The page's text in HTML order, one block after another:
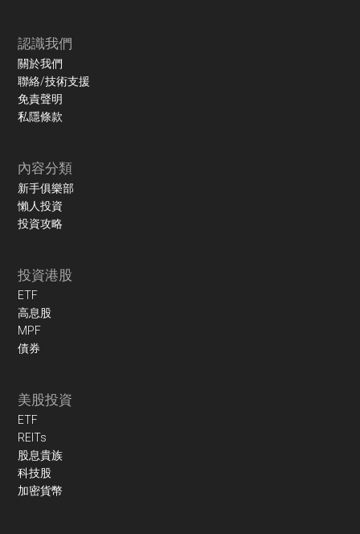
認識我們
關於我們
聯絡/技術支援
免責聲明
私隱條款
內容分類
新手俱樂部
懶人投資
投資攻略
投資港股
ETF
高息股
MPF
債券
美股投資
ETF
REITs
股息貴族
科技股
加密貨幣